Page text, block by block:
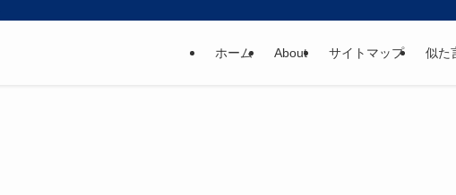
ホーム About サイトマップ 似た